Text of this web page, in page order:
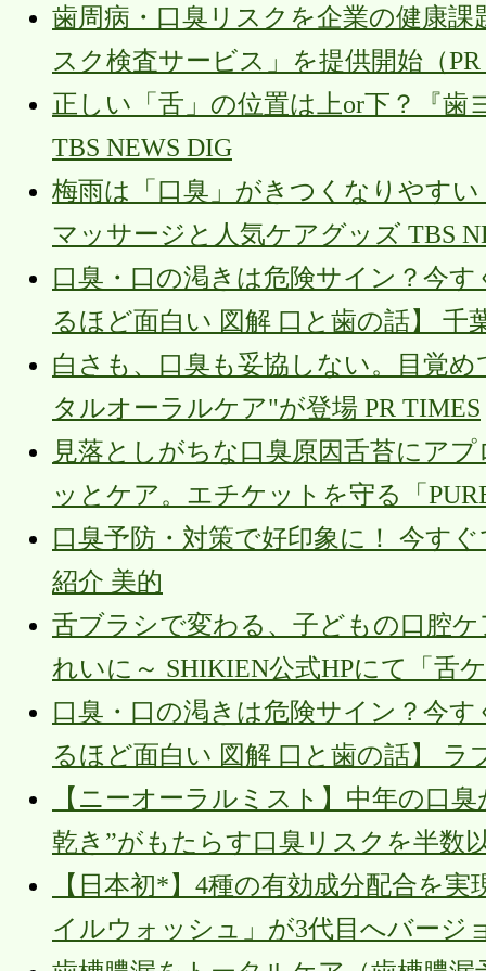
歯周病・口臭リスクを企業の健康
スク検査サービス」を提供開始（
正しい「舌」の位置は上or下？『
TBS NEWS DIG
梅雨は「口臭」がきつくなりやす
マッサージと人気ケアグッズ TBS
口臭・口の渇きは危険サイン？今
るほど面白い 図解 口と歯の話】 千
白さも、口臭も妥協しない。目覚
タルオーラルケア"が登場 PR TIMES
見落としがちな口臭原因舌苔にア
ッとケア。エチケットを守る「
口臭予防・対策で好印象に！ 今す
紹介 美的
舌ブラシで変わる、子どもの口腔
れいに～ SHIKIEN公式HPにて「舌
口臭・口の渇きは危険サイン？今
るほど面白い 図解 口と歯の話】 ラ
【ニーオーラルミスト】中年の口
乾き”がもたらす口臭リスクを半数
【日本初*】4種の有効成分配合を
イルウォッシュ」が3代目へバージ